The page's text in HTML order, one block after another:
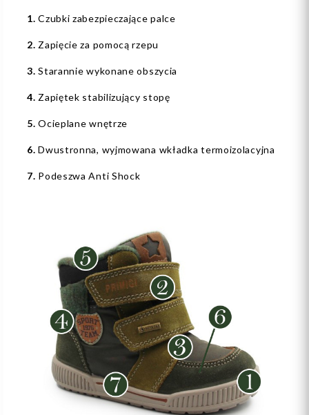
1.Czubki zabezpieczające palce
2. Zapięcie za pomocą rzepu
3.Starannie wykonane obszycia
4. Zapiętek stabilizujący stopę
5.Ocieplane wnętrze
6.Dwustronna, wyjmowana wkładka termoizolacyjna
7. Podeszwa Anti Shock